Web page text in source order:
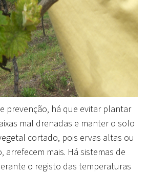
prevenção, há que evitar plantar
mal drenadas e manter o solo
cortado, pois ervas altas ou
arrefecem mais. Há sistemas de
o registo das temperaturas